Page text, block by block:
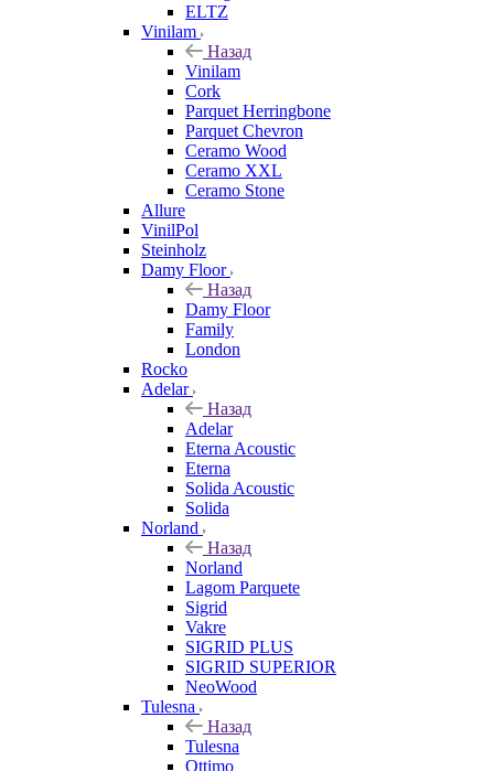
ELTZ
Vinilam
Назад
Vinilam
Cork
Parquet Herringbone
Parquet Chevron
Ceramo Wood
Ceramo XXL
Ceramo Stone
Allure
VinilPol
Steinholz
Damy Floor
Назад
Damy Floor
Family
London
Rocko
Adelar
Назад
Adelar
Eterna Acoustic
Eterna
Solida Acoustic
Solida
Norland
Назад
Norland
Lagom Parquete
Sigrid
Vakre
SIGRID PLUS
SIGRID SUPERIOR
NeoWood
Tulesna
Назад
Tulesna
Ottimo